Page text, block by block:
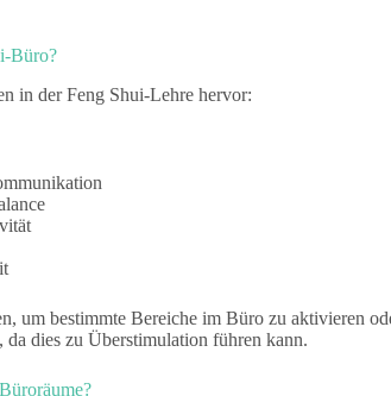
Büro?
in der Feng Shui-Lehre hervor:
um bestimmte Bereiche im Büro zu aktivieren
dies zu Überstimulation führen kann.